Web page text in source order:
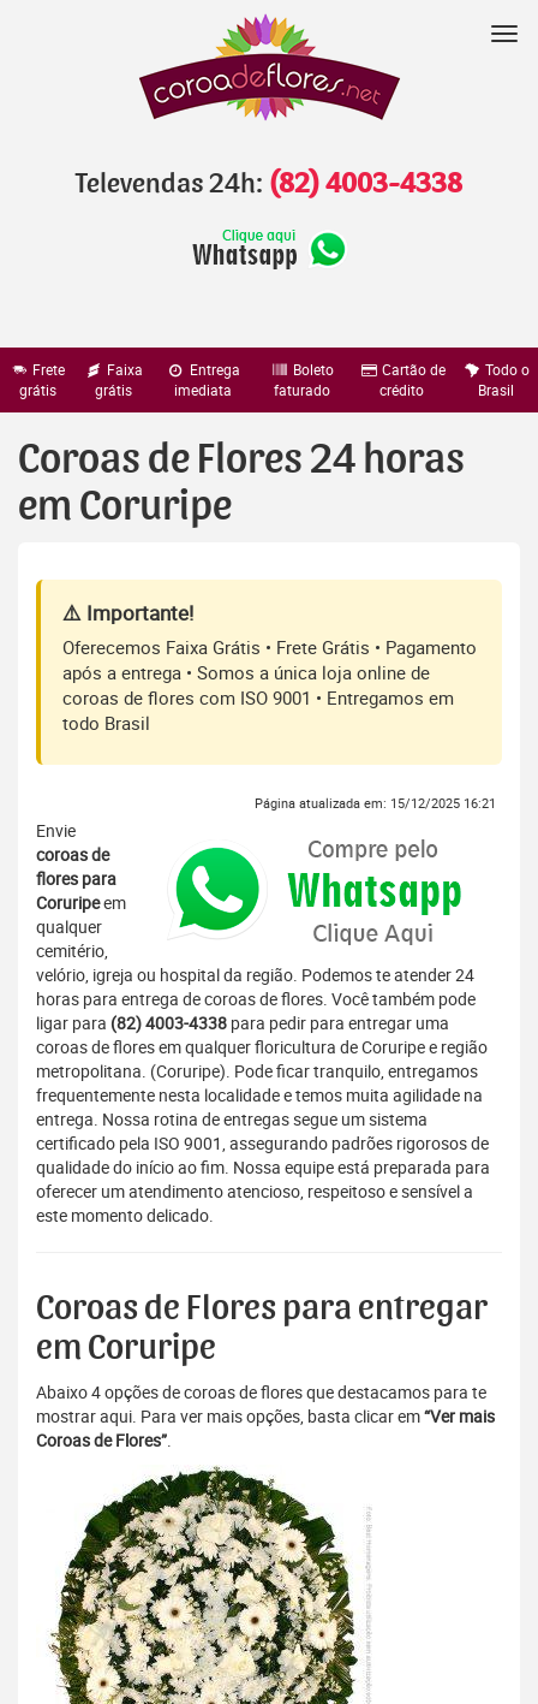
Televendas 24h: (82) 4003-4338
Frete
grátis
Faixa
grátis
Entrega
imediata
Boleto
faturado
Cartão de
crédito
Todo o
Brasil
Coroas de Flores 24 horas
em Coruripe
⚠️ Importante!
Oferecemos Faixa Grátis • Frete Grátis • Pagamento
após a entrega • Somos a única loja online de
coroas de flores com ISO 9001 • Entregamos em
todo Brasil
Página atualizada em: 15/12/2025 16:21
Envie
coroas de
flores para
Coruripeem
qualquer
cemitério,
velório, igreja ou hospital da região. Podemos te atender 24
horas para entrega de coroas de flores. Você também pode
ligar para (82) 4003-4338 para pedir para entregar uma
coroas de flores em qualquer floricultura de Coruripe e região
metropolitana. (Coruripe). Pode ficar tranquilo, entregamos
frequentemente nesta localidade e temos muita agilidade na
entrega. Nossa rotina de entregas segue um sistema
certificado pela ISO 9001, assegurando padrões rigorosos de
qualidade do início ao fim. Nossa equipe está preparada para
oferecer um atendimento atencioso, respeitoso e sensível a
este momento delicado.
Coroas de Flores para entregar
em Coruripe
Abaixo 4 opções de coroas de flores que destacamos para te
mostrar aqui. Para ver mais opções, basta clicar em“Ver mais
Coroas de Flores”.